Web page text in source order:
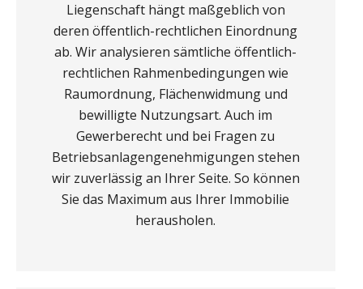
Liegenschaft hängt maßgeblich von
deren öffentlich-rechtlichen Einordnung
ab. Wir analysieren sämtliche öffentlich-
rechtlichen Rahmenbedingungen wie
Raumordnung, Flächenwidmung und
bewilligte Nutzungsart. Auch im
Gewerberecht und bei Fragen zu
Betriebsanlagengenehmigungen stehen
wir zuverlässig an Ihrer Seite. So können
Sie das Maximum aus Ihrer Immobilie
herausholen.